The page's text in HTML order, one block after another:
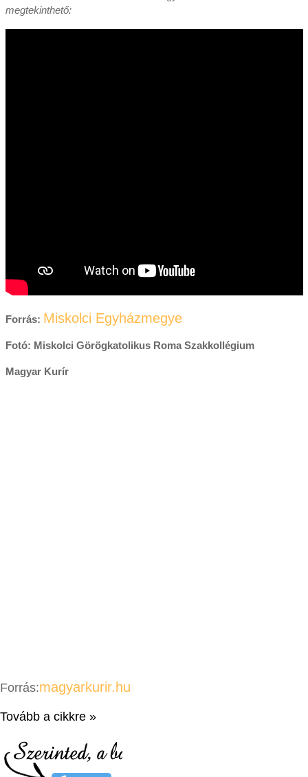
megtekinthető:
Forrás: Miskolci Egyházmegye
Fotó: Miskolci Görögkatolikus Roma Szakkollégium
Magyar Kurír
Forrás:magyarkurir.hu
Tovább a cikkre »